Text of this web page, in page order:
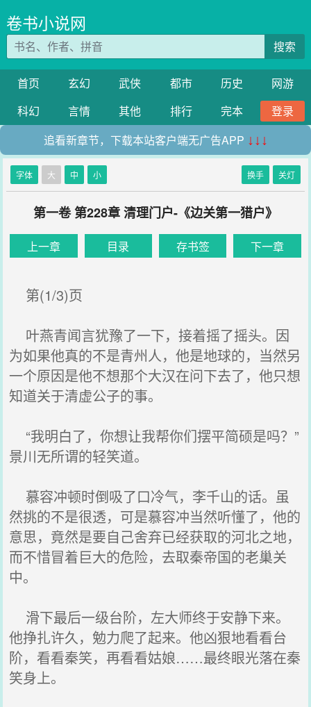
卷书小说网
搜索
首页 玄幻 武侠 都市 历史
网游
科幻
言情 其他 排行 完本
登录
追看新章节，下载本站客户端无广告APP ↓↓↓
字体 大 中 小 换手 关灯
第一卷 第228章 清理门户-《边关第一猎户》
上一章 目录 存书签 下一章
第(1/3)页
叶燕青闻言犹豫了一下，接着摇了摇头。因
为如果他真的不是青州人，他是地球的，当然另
一个原因是他不想那个大汉在问下去了，他只想
知道关于清虚公子的事。
“我明白了，你想让我帮你们摆平简硕是吗？”
景川无所谓的轻笑道。
慕容冲顿时倒吸了口冷气，李千山的话。虽
然挑的不是很透，可是慕容冲当然听懂了，他的
意思，竟然是要自己舍弃已经获取的河北之地，
而不惜冒着巨大的危险，去取秦帝国的老巢关
中。
滑下最后一级台阶，左大师终于安静下来。
他挣扎许久，勉力爬了起来。他凶狠地看看台
阶，看看秦笑，再看看姑娘……最终眼光落在秦
笑身上。